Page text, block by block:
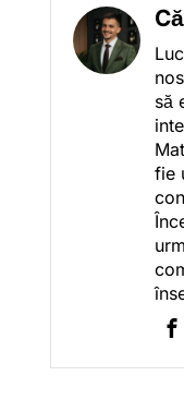
să
fie